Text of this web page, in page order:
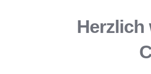
Herzlich